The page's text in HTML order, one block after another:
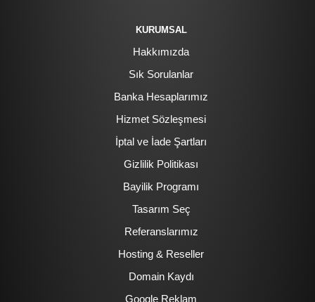
KURUMSAL
Hakkımızda
Sık Sorulanlar
Banka Hesaplarımız
Hizmet Sözleşmesi
İptal ve İade Şartları
Gizlilik Politikası
Bayilik Programı
Tasarım Seç
Referanslarımız
Hosting & Reseller
Domain Kaydı
Google Reklam